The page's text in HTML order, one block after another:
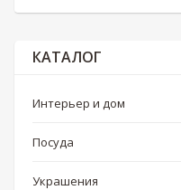
КАТАЛОГ
Интерьер и дом
Посуда
Украшения